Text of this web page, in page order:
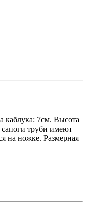
каблука: 7см. Высота
труби имеют
на ножке. Размерная